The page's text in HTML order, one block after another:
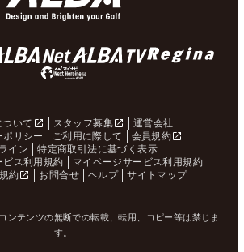
いて スタッフ募集
運営会社
ポリシー
ご利用に際して
会員規約
イン
特定商取引法に基づく表示
ビス利用規約
マイページサービス利用規約
約
お問合せ ヘルプ サイトマップ
ンテンツの無断での転載、転用、コピー等は禁じま
す。